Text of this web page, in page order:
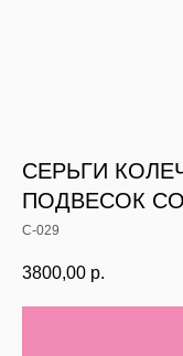
СЕРЬГИ
ПОДВЕСОК
С-029
3800,00 р.